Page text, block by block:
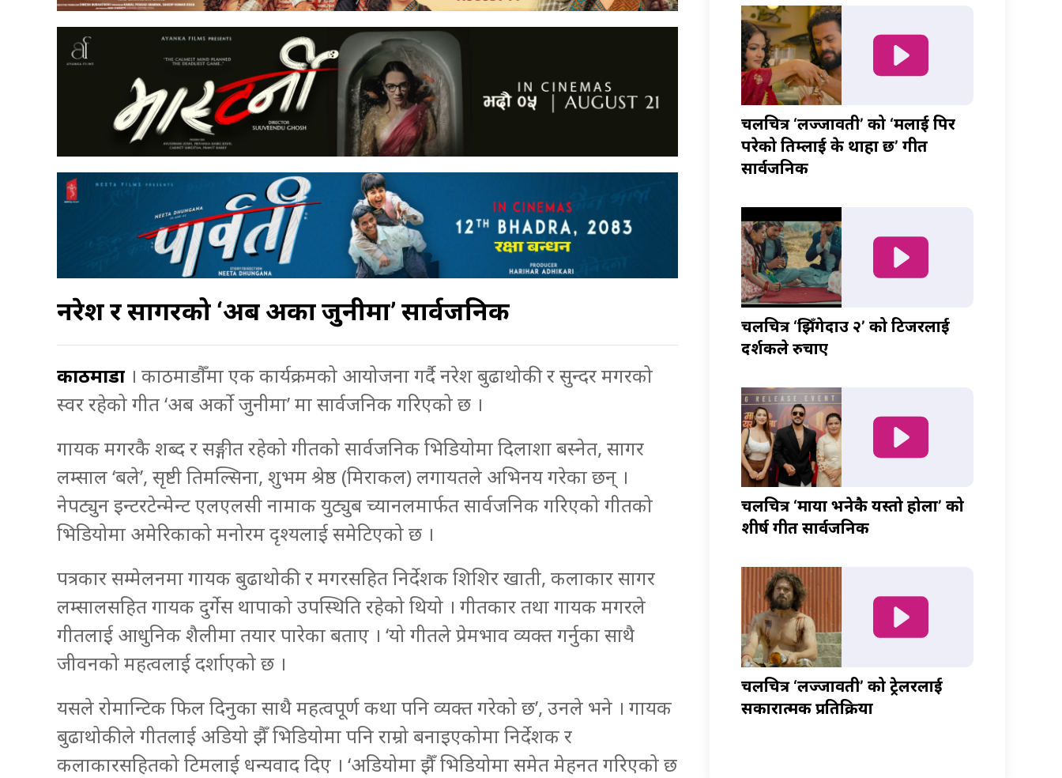
नरेश र सागरको ‘अब अर्को जुनीमा’ सार्वजनिक
काठमाडौँ । काठमाडौँमा एक कार्यक्रमको आयोजना गर्दै नरेश बुढाथोकी र सुन्दर मगरको
स्वर रहेको गीत ‘अब अर्को जुनीमा’ मा सार्वजनिक गरिएको छ ।
गायक मगरकै शब्द र सङ्गीत रहेको गीतको सार्वजनिक भिडियोमा दिलाशा बस्नेत, सागर
लम्साल ‘बले’, सृष्टी तिमल्सिना, शुभम श्रेष्ठ (मिराकल) लगायतले अभिनय गरेका छन् ।
नेपट्युन इन्टरटेन्मेन्ट एलएलसी नामाक युट्युब च्यानलमार्फत सार्वजनिक गरिएको गीतको
भिडियोमा अमेरिकाको मनोरम दृश्यलाई समेटिएको छ ।
पत्रकार सम्मेलनमा गायक बुढाथोकी र मगरसहित निर्देशक शिशिर खाती, कलाकार सागर
लम्सालसहित गायक दुर्गेस थापाको उपस्थिति रहेको थियो । गीतकार तथा गायक मगरले
गीतलाई आधुनिक शैलीमा तयार पारेका बताए । ‘यो गीतले प्रेमभाव व्यक्त गर्नुका साथै
जीवनको महत्वलाई दर्शाएको छ ।
यसले रोमान्टिक फिल दिनुका साथै महत्वपूर्ण कथा पनि व्यक्त गरेको छ’, उनले भने । गायक
बुढाथोकीले गीतलाई अडियो झैँ भिडियोमा पनि राम्रो बनाइएकोमा निर्देशक र
कलाकारसहितको टिमलाई धन्यवाद दिए । ‘अडियोमा झैँ भिडियोमा समेत मेहनत गरिएको छ
चलचित्र ‘लज्जावती’ को ‘मलाई पिर
परेको तिम्लाई के थाहा छ’ गीत
सार्वजनिक
चलचित्र ‘झिँगेदाउ २’ को टिजरलाई
दर्शकले रुचाए
चलचित्र ‘माया भनेकै यस्तो होला’ को
शीर्ष गीत सार्वजनिक
चलचित्र ‘लज्जावती’ को ट्रेलरलाई
सकारात्मक प्रतिक्रिया